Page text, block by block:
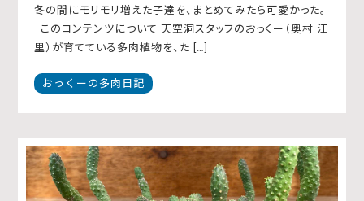
冬の間にモリモリ増えた子達を、まとめてみたら可愛かった。
このコンテンツについて 天空洞スタッフのおっくー（奥村 江
里）が育てている多肉植物を、た […]
おっくーの多肉日記